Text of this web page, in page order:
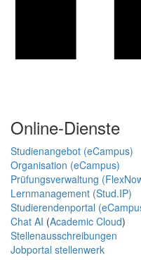
Online-Dienste
Studienangebot (eCampus)
Organisation (eCampus)
Prüfungsverwaltung
Lernmanagement (Stud.IP)
Studierendenportal
Chat AI (Academic Cloud)
Stellenausschreibungen
Jobportal stellenwerk